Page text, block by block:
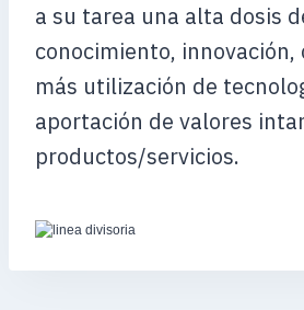
a su tarea una alta dosis
conocimiento, innovación,
más utilización de
aportación de valores
productos/servicios.